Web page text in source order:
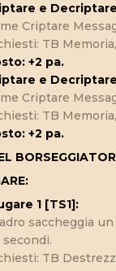
e
Criptare
TB
+2 pa.
e
Criptare
TB
+2 pa.
1 [TS1]:
saccheggia
secondi.
TB